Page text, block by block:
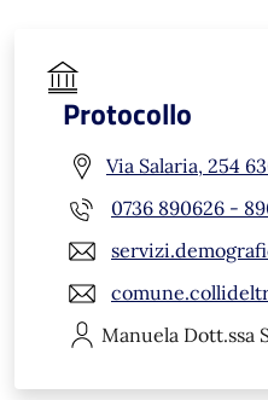
Protocollo
Via Salaria, 254
0736 890626 -
Manuela Dott.ssa